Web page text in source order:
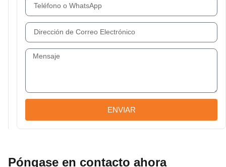
ENVIAR
Póngase en contacto ahora